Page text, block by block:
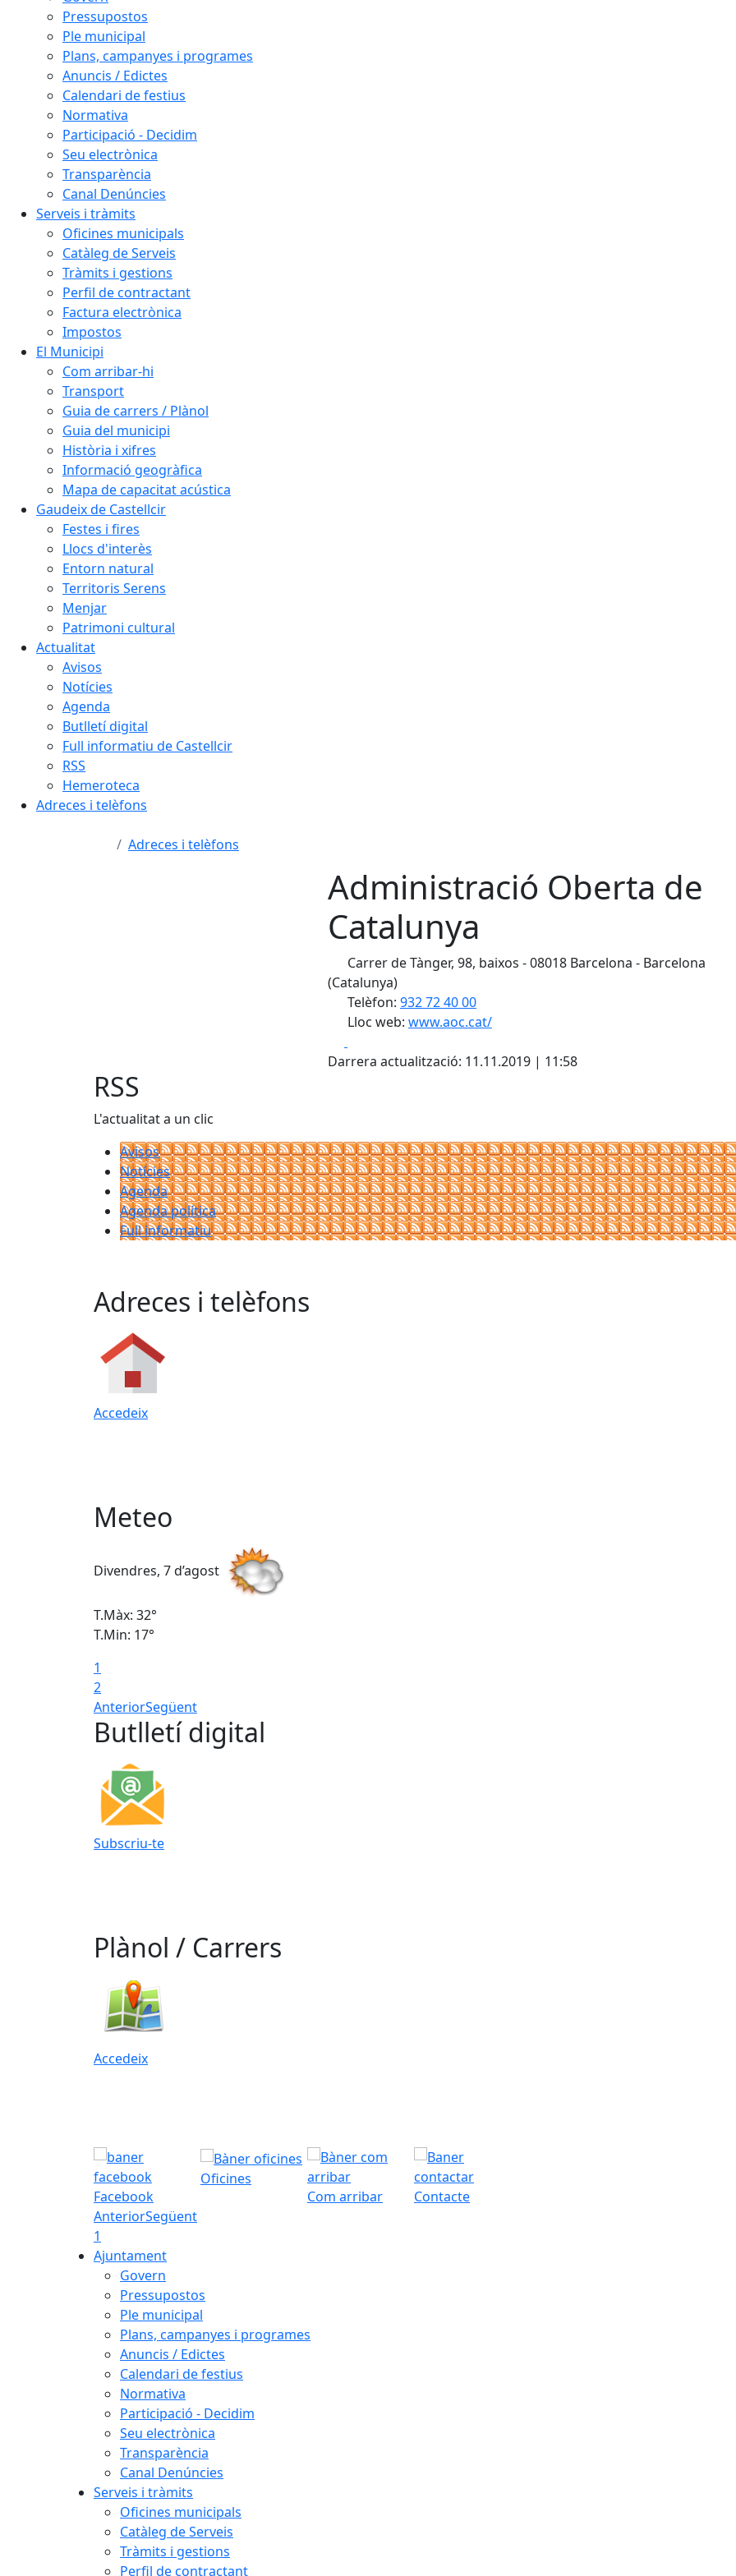
Pressupostos
Ple municipal
Plans, campanyes i programes
Anuncis / Edictes
Calendari de festius
Normativa
Participació - Decidim
Seu electrònica
Transparència
Canal Denúncies
Serveis i tràmits
Oficines municipals
Catàleg de Serveis
Tràmits i gestions
Perfil de contractant
Factura electrònica
Impostos
El Municipi
Com arribar-hi
Transport
Guia de carrers / Plànol
Guia del municipi
Història i xifres
Informació geogràfica
Mapa de capacitat acústica
Gaudeix de Castellcir
Festes i fires
Llocs d'interès
Entorn natural
Territoris Serens
Menjar
Patrimoni cultural
Actualitat
Avisos
Notícies
Agenda
Butlletí digital
Full informatiu de Castellcir
RSS
Hemeroteca
Adreces i telèfons
Adreces i telèfons
Administració Oberta de
Catalunya
Carrer de Tànger, 98, baixos - 08018 Barcelona - Barcelona
(Catalunya)
Telèfon: 932 72 40 00
Lloc web: www.aoc.cat/
Darrera actualització: 11.11.2019 | 11:58
RSS
L'actualitat a un clic
Avisos
Notícies
Agenda
Agenda política
Full informatiu
Adreces i telèfons
Accedeix
Meteo
Divendres, 7 d’agost
T.Màx: 32°
T.Min: 17°
1
2
AnteriorSegüent
Butlletí digital
Subscriu-te
Plànol / Carrers
Accedeix
Facebook
Oficines
Com arribar
Contacte
AnteriorSegüent
1
Ajuntament
Govern
Pressupostos
Ple municipal
Plans, campanyes i programes
Anuncis / Edictes
Calendari de festius
Normativa
Participació - Decidim
Seu electrònica
Transparència
Canal Denúncies
Serveis i tràmits
Oficines municipals
Catàleg de Serveis
Tràmits i gestions
Perfil de contractant